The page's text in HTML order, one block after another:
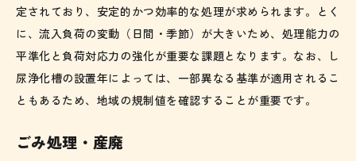
定されており、安定的かつ効率的な処理が求められます。とく
に、流入負荷の変動（日間・季節）が大きいため、処理能力の
平準化と負荷対応力の強化が重要な課題となります。なお、し
尿浄化槽の設置年によっては、一部異なる基準が適用されるこ
ともあるため、地域の規制値を確認することが重要です。
ごみ処理・産廃